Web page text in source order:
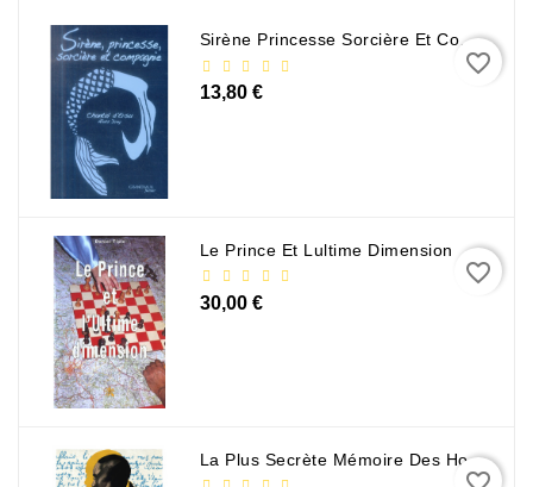
Sirène Princesse Sorcière Et Compagnie
13,80 €
favorite_border
Le Prince Et Lultime Dimension
30,00 €
favorite_border
La Plus Secrète Mémoire Des Hommes - Mohamed Mbougar Sarr